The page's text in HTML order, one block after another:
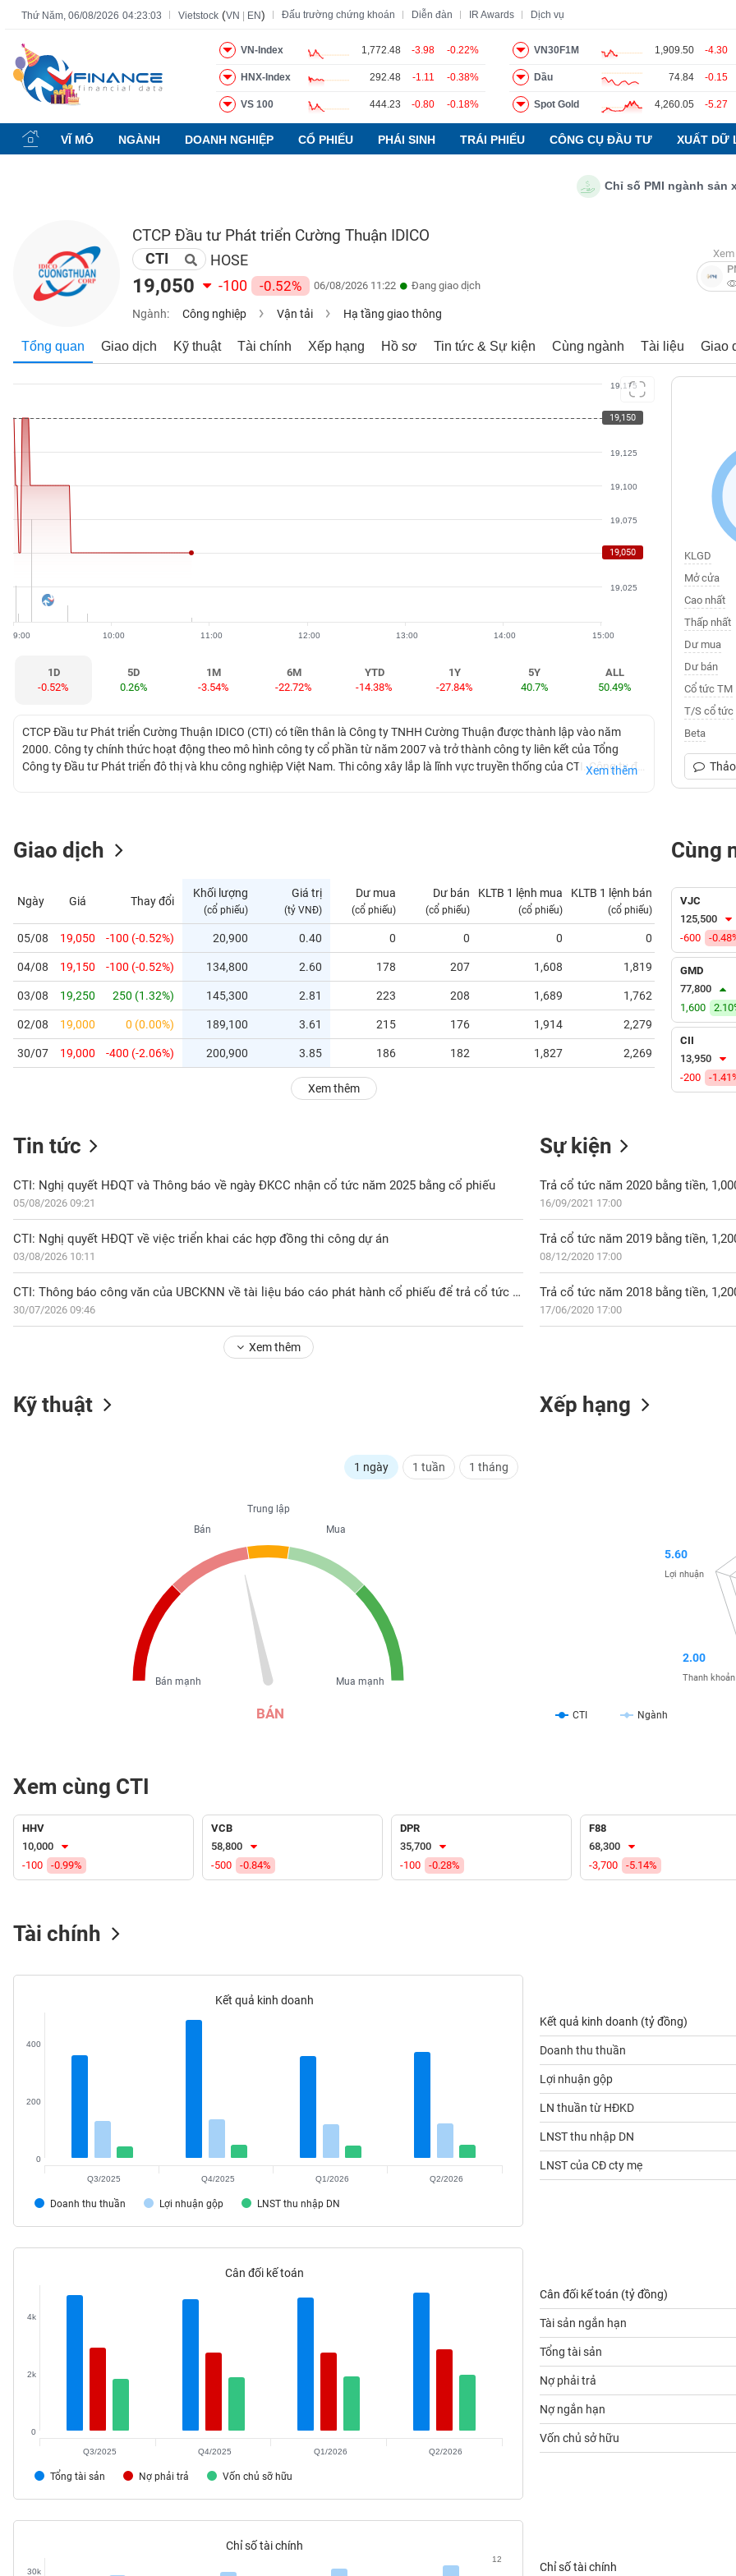
Thứ Năm, 06/08/2026 04:23:04 Vietstock (VN EN) Đấu trường chứng khoán Diễn đàn IR Awards Dịch vụ
VN-Index 1,772.48 -3.98 -0.22%
HNX-Index 292.48 -1.11 -0.38%
VS 100 444.23 -0.80 -0.18%
VN30F1M 1,909.50 -4.30
Dầu 74.84 -0.15
Spot Gold 4,260.05 -5.27
VĨ MÔ NGÀNH DOANH NGHIỆP CỔ PHIẾU PHÁI SINH TRÁI PHIẾU CÔNG CỤ ĐẦU TƯ XUẤT DỮ
Chỉ số PMI ngành sản xuất
CTCP Đầu tư Phát triển Cường Thuận IDICO
CTI HOSE
19,050 -100 -0.52% 06/08/2026 11:22 Đang giao dịch
Ngành: Công nghiệp Vận tải Hạ tầng giao thông
Tổng quan Giao dịch Kỹ thuật Tài chính Xếp hạng Hồ sơ Tin tức & Sự kiện Cùng ngành Tài liệu Giao
19,150
19,025
19,050
19,075
19,100
19,125
19,175
9:00 10:00 11:00 12:00 13:00 14:00 15:00
19,150
19,050
1D
-0.52%
5D
0.26%
1M
-3.54%
6M
-22.72%
YTD
-14.38%
1Y
-27.84%
5Y
40.7%
ALL
50.49%
CTCP Đầu tư Phát triển Cường Thuận IDICO (CTI) có tiền thân là Công ty TNHH Cường Thuận được thành lập vào năm
2000. Công ty chính thức hoạt động theo mô hình công ty cổ phần từ năm 2007 và trở thành công ty liên kết của Tổng
Công ty Đầu tư Phát triển đô thị và khu công nghiệp Việt Nam. Thi công xây lắp là lĩnh vực truyền thống của CTI. Công ty đã
Xem thêm
KLGD
Mở cửa
Cao nhất
Thấp nhất
Dư mua
Dư bán
Cổ tức TM
T/S cổ tức
Beta
Giao dịch
Ngày Giá Thay đổi
Khối lượng
(cổ phiếu)
Giá trị
(tỷ VNĐ)
Dư mua
(cổ phiếu)
Dư bán
(cổ phiếu)
KLTB 1 lệnh mua
(cổ phiếu)
KLTB 1 lệnh bán
(cổ phiếu)
05/08 19,050 -100 (-0.52%) 20,900 0.40 0 0 0 0 0.09
04/08 19,150 -100 (-0.52%) 134,800 2.60 178 207 1,608 1,819
03/08 19,250 250 (1.32%) 145,300 2.81 223 208 1,689 1,762 0.28
02/08 19,000 0 (0.00%) 189,100 3.61 215 176 1,914 2,279 0.29
30/07 19,000 -400 (-2.06%) 200,900 3.85 186 182 1,827 2,269 0.15
Xem thêm
Cùng
VJC
125,500
-600
-
GMD
77,800
1,600
CII
13,950
-200
-
Tin tức
CTI: Nghị quyết HĐQT và Thông báo về ngày ĐKCC nhận cổ tức năm 2025 bằng cổ phiếu
05/08/2026 09:21
CTI: Nghị quyết HĐQT về việc triển khai các hợp đồng thi công dự án
03/08/2026 10:11
CTI: Thông báo công văn của UBCKNN về tài liệu báo cáo phát hành cổ phiếu để trả cổ tức của CTI
30/07/2026 09:46
Xem thêm
Sự kiện
Trả cổ tức năm 2020 bằng tiền,
16/09/2021 17:00
Trả cổ tức năm 2019 bằng tiền,
08/12/2020 17:00
Trả cổ tức năm 2018 bằng tiền,
17/06/2020 17:00
Kỹ thuật
1 ngày 1 tuần 1 tháng
BÁN
Trung lập
Mua
Mua mạnh
Bán
Bán mạnh
Xếp hạng
CTI Ngành
2.00
Thanh khoản
5.60
Lợi nhuận
Xem cùng CTI
HHV
10,000
-100
-0.99%
VCB
58,800
-500
-0.84%
DPR
35,700
-100
-0.28%
F88
68,300
-3,700
-5.14%
Tài chính
Kết quả kinh doanh
Doanh thu thuần Lợi nhuận gộp LNST thu nhập DN
0
200
400
Q3/2025 Q4/2025 Q1/2026 Q2/2026
Kết quả kinh doanh (tỷ đồng)
Doanh thu thuần
Lợi nhuận gộp
LN thuần từ HĐKD
LNST thu nhập DN
LNST của CĐ cty mẹ
Cân đối kế toán
Tổng tài sản Nợ phải trả Vốn chủ sỡ hữu
0
2k
4k
Q3/2025 Q4/2025 Q1/2026 Q2/2026
Cân đối kế toán (tỷ đồng)
Tài sản ngắn hạn
Tổng tài sản
Nợ phải trả
Nợ ngắn hạn
Vốn chủ sở hữu
Chỉ số tài chính
30k
12
Chỉ số tài chính
Tất cả Tính năng Ngành Mã chứng khoán Lãnh đạo Báo cáo phân tích Thuật ngữ
Tính
năng
(-)
CHỨNG
KHOÁN
NGHIỆP
ĐỘNG
SẢN
HÓA
GIỚI
CÁ
NHÂN
PHÂN
TÍCH
VIETSTOCKFINANCE
DOANH
NGHIỆP
CỔ
PHIẾU
SINH
(-)
VS-
SECTOR
LIỆU
NGHIỆP
TIÊU
KHÔNG
TIÊU
THIẾT
CHĂM